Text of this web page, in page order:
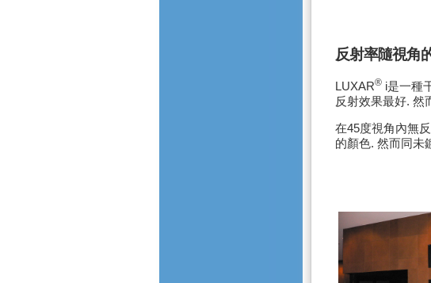
反射率隨視角
LUXAR® i是一種
反射效果最好. 然
在45度視角內無
的顏色. 然而同未